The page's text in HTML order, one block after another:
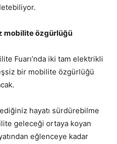
mobilite özgürlüğü
Fuarı’nda iki tam elektrikli
bir mobilite özgürlüğü
hayatı sürdürebilme
geleceği ortaya koyan
eğlenceye kadar